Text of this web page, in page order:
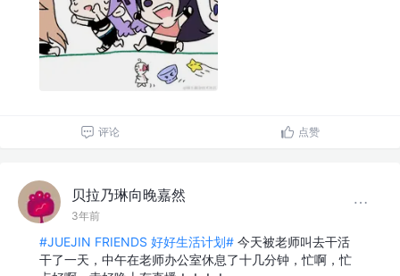
评论 点赞
贝拉乃琳向晚嘉然
3年前
#JUEJIN FRIENDS 好好生活计划# 今天被老师叫去干活
干了一天，中午在老师办公室休息了十几分钟，忙啊，忙